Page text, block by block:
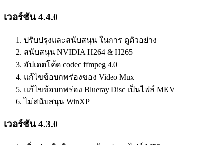
เวอร์ชัน 4.4.0
ปรับปรุงและสนับสนุน ในการ ดูตัวอย่าง
สนับสนุน NVIDIA H264 & H265
อัปเดตโค้ด codec ffmpeg 4.0
แก้ไขข้อบกพร่องของ Video Mux
แก้ไขข้อบกพร่อง Blueray Disc เป็นไฟล์ MKV
ไม่สนับสนุน WinXP
เวอร์ชัน 4.3.0